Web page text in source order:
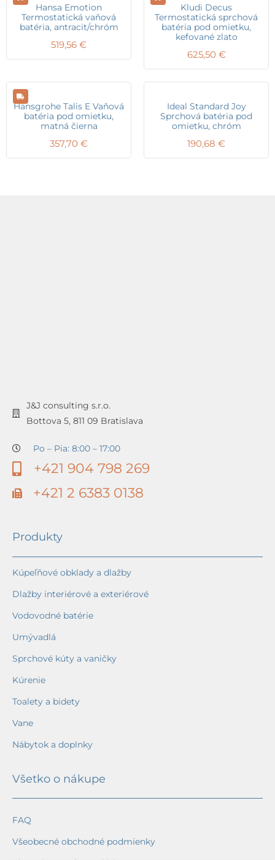
Hansa Emotion
Termostatická vaňová
batéria, antracit/chróm
519,56 €
Kludi Decus
Termostatická sprchová
batéria pod omietku,
kefované zlato
625,50 €
Hansgrohe Talis E Vaňová
batéria pod omietku,
matná čierna
357,70 €
Ideal Standard Joy
Sprchová batéria pod
omietku, chróm
190,68 €
J&J consulting s.r.o.
Bottova 5, 811 09 Bratislava
Po – Pia: 8:00 – 17:00
+421 904 798 269
+421 2 6383 0138
Produkty
Kúpeľňové obklady a dlažby
Dlažby interiérové a exteriérové
Vodovodné batérie
Umývadlá
Sprchové kúty a vaničky
Kúrenie
Toalety a bidety
Vane
Nábytok a doplnky
Všetko o nákupe
FAQ
Všeobecné obchodné podmienky